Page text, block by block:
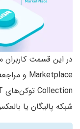
در این قسمت کاربران
شبکه پالیگان یا